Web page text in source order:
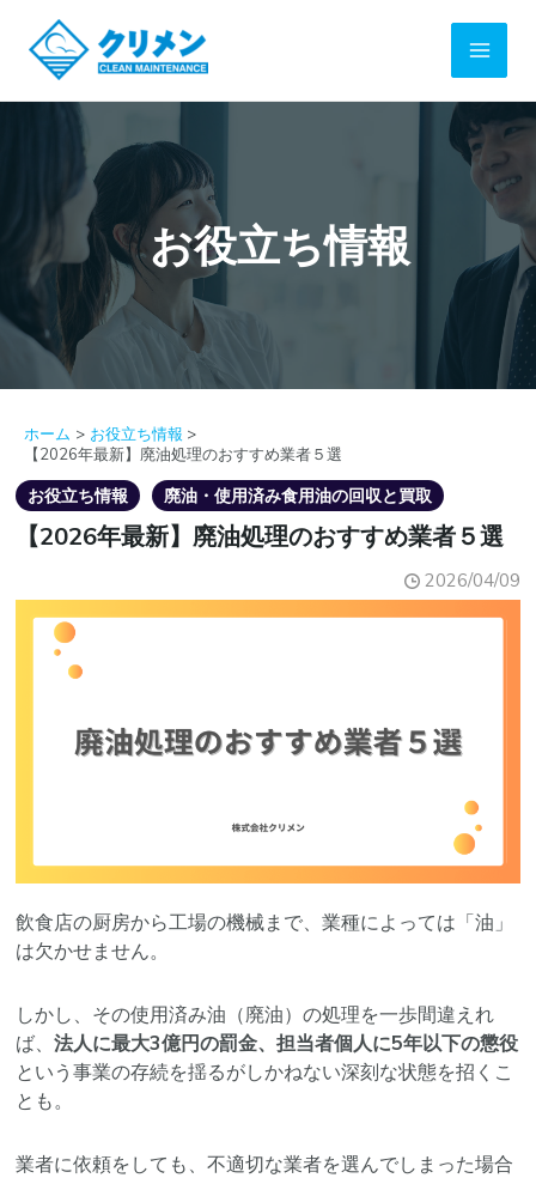
ス
Main
ホーム
お役立ち情報
【2026年最新】廃油処理のおすすめ業者５選
お役立ち情報
お役立ち情報 廃油・使用済み食用油の回収と買取
【2026年最新】廃油処理のおすすめ業者５選
2026/04/09
飲食店の厨房から工場の機械まで、業種によっては「油」
は欠かせません。
しかし、その使用済み油（廃油）の処理を一歩間違えれ
ば、法人に最大3億円の罰金、担当者個人に5年以下の懲役
という事業の存続を揺るがしかねない深刻な状態を招くこ
とも。
業者に依頼をしても、不適切な業者を選んでしまった場合